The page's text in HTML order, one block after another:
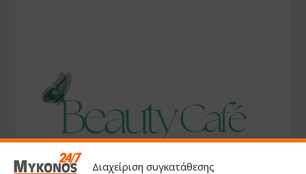
Διαχείριση συγκατάθεσης